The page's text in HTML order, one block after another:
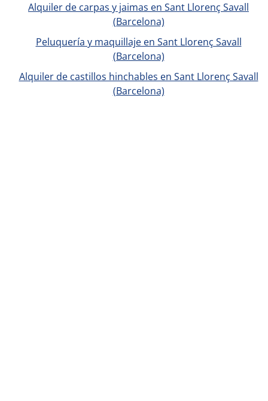
Alquiler de carpas y jaimas en Sant Llorenç Savall
(Barcelona)
Peluquería y maquillaje en Sant Llorenç Savall
(Barcelona)
Alquiler de castillos hinchables en Sant Llorenç Savall
(Barcelona)